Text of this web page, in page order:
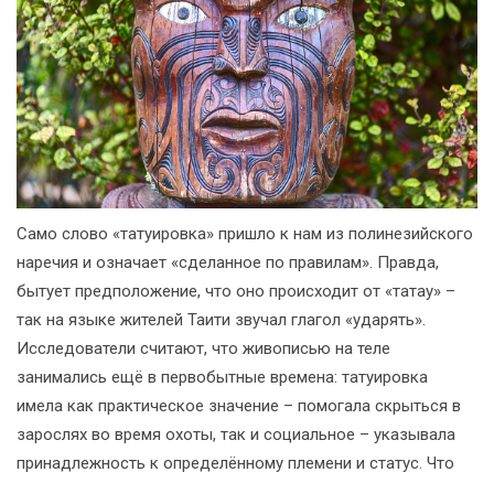
Само слово «татуировка» пришло к нам из полинезийского
наречия и означает «сделанное по правилам». Правда,
бытует предположение, что оно происходит от «татау» –
так на языке жителей Таити звучал глагол «ударять».
Исследователи считают, что живописью на теле
занимались ещё в первобытные времена: татуировка
имела как практическое значение – помогала скрыться в
зарослях во время охоты, так и социальное – указывала
принадлежность к определённому племени и статус. Что